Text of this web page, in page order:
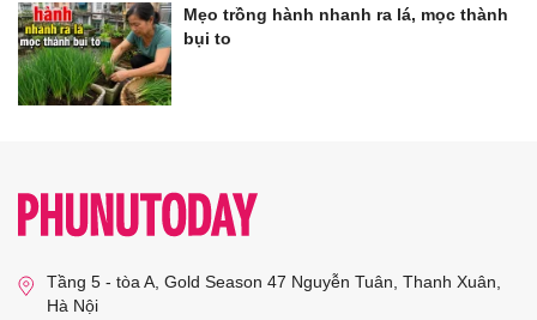
Mẹo trồng hành nhanh ra lá, mọc thành
bụi to
Tầng 5 - tòa A, Gold Season 47 Nguyễn Tuân, Thanh Xuân,
Hà Nội